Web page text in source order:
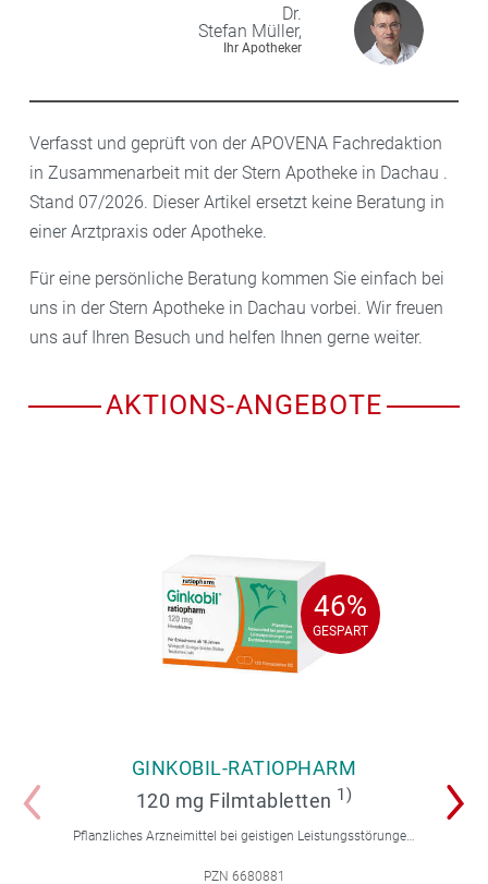
Dr.
Stefan Müller,
Ihr Apotheker
Verfasst und geprüft von der APOVENA Fachredaktion
in Zusammenarbeit mit der Stern Apotheke in Dachau .
Stand 07/2026. Dieser Artikel ersetzt keine Beratung in
einer Arztpraxis oder Apotheke.
Für eine persönliche Beratung kommen Sie einfach bei
uns in der Stern Apotheke in Dachau vorbei. Wir freuen
uns auf Ihren Besuch und helfen Ihnen gerne weiter.
AKTIONS-ANGEBOTE
46%
GESPART
46%
GESPART
GINKOBIL-RATIOPHARM
120 mg Filmtabletten 1)
Pflanzliches Arzneimittel bei geistigen Leistungsstörungen und Durchblutungsstörungen.
PZN 6680881